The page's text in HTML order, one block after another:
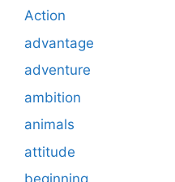
Action
advantage
adventure
ambition
animals
attitude